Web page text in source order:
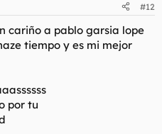
#12
cariño a pablo garsia lope
tiempo y es mi mejor
por tu